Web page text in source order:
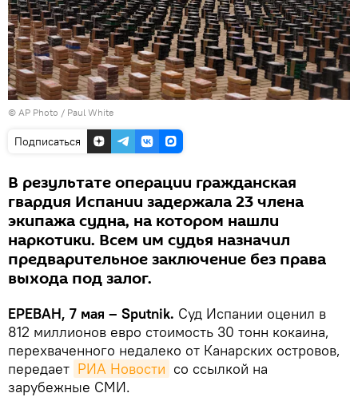
© AP Photo / Paul White
Подписаться
В результате операции гражданская
гвардия Испании задержала 23 члена
экипажа судна, на котором нашли
наркотики. Всем им судья назначил
предварительное заключение без права
выхода под залог.
ЕРЕВАН, 7 мая – Sputnik. Суд Испании оценил в
812 миллионов евро стоимость 30 тонн кокаина,
перехваченного недалеко от Канарских островов,
передает РИА Новости со ссылкой на
зарубежные СМИ.